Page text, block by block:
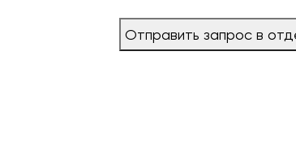
Отправить запрос в